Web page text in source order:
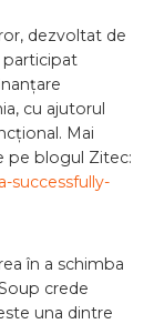
dezvoltat de
participat
cu ajutorul
Mai
pe blogul Zitec:
successfully-
în a schimba
crede
una dintre